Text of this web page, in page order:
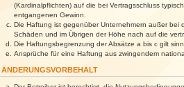
(Kardinalpflichten) auf die bei Vertragsschluss
entgangenen Gewinn.
Die Haftung ist gegenüber Unternehmern außer bei
Schäden und im Übrigen der Höhe nach auf die
Die Haftungsbegrenzung der Absätze a bis c gilt
Ansprüche für eine Haftung aus zwingendem
ÄNDERUNGSVORBEHALT